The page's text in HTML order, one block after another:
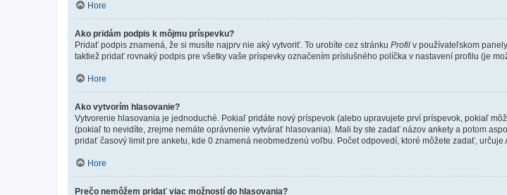
Hore
Ako pridám podpis k môjmu príspevku?
Pridať podpis znamená, že si musíte najprv nie aký vytvoriť. To urobíte cez stránku Profil v používateľskom
taktiež pridať rovnaký podpis pre všetky vaše príspevky označením príslušného políčka v nastavení profilu (je
Hore
Ako vytvorím hlasovanie?
Vytvorenie hlasovania je jednoduché. Pokiaľ pridáte nový príspevok (alebo upravujete prví príspevok, pokiaľ
(pokiaľ to nevidíte, zrejme nemáte oprávnenie vytvárať hlasovania). Mali by ste zadať názov ankety a potom
pridať časový limit pre anketu, kde 0 znamená neobmedzenú voľbu. Počet odpovedí, ktoré môžete zadať, určuje
Hore
Prečo nemôžem pridať viac možností do hlasovania?